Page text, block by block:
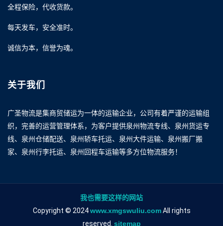
全程保险，代收货款。
每天发车，安全准时。
诚信为本，信誉为魂。
关于我们
广圣物流是集商贸储运为一体的运输企业，公司有着严谨的运输组
织，完善的运营管理体系，为客户提供泉州物流专线、泉州货运专
线、泉州仓储配送、泉州轿车托运、泉州大件运输、泉州搬厂搬
家、泉州行李托运、泉州回程车运输等多方位物流服务！
我也需要这样的网站
Copyright © 2024www.xmgswuliu.comAll rights
reserved. sitemap